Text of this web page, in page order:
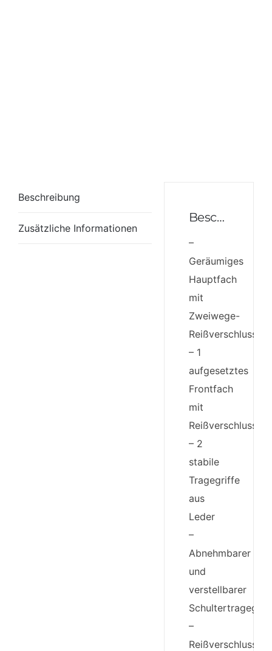
Beschreibung
Zusätzliche Informationen
Beschreibung
–
Geräumiges
Hauptfach
mit
Zweiwege-
Reißverschluss
– 1
aufgesetztes
Frontfach
mit
Reißverschluss
– 2
stabile
Tragegriffe
aus
Leder
–
Abnehmbarer
und
verstellbarer
Schultertragegurt
–